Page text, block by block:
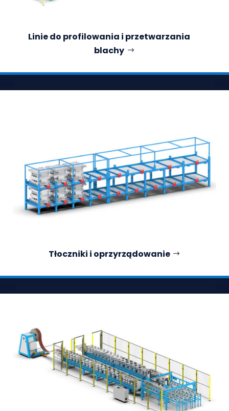
Linie do profilowania i przetwarzania
blachy
Tłoczniki i oprzyrządowanie